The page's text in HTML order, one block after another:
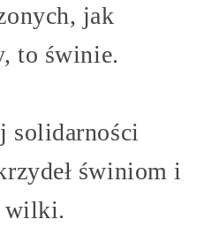
jak
to świnie.
solidarności
świniom i
wilki.